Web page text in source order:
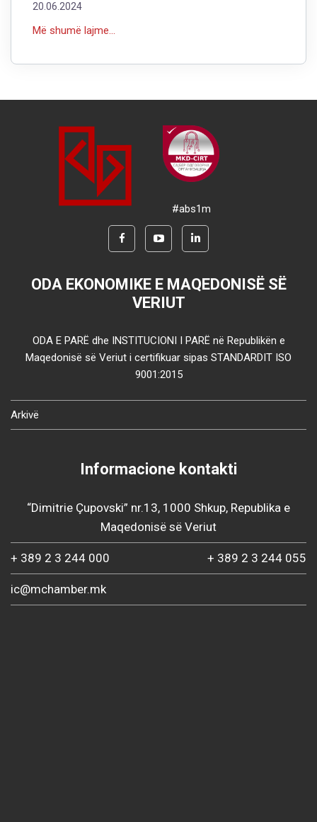
20.06.2024
Më shumë lajme...
#abs1m
ODA EKONOMIKE E MAQEDONISË SË
VERIUT
ODA E PARË dhe INSTITUCIONI I PARË në Republikën e
Maqedonisë së Veriut i certifikuar sipas STANDARDIT ISO
9001:2015
Arkivë
Informacione kontakti
“Dimitrie Çupovski” nr.13, 1000 Shkup, Republika e
Maqedonisë së Veriut
+ 389 2 3 244 000 + 389 2 3 244 055
ic@mchamber.mk